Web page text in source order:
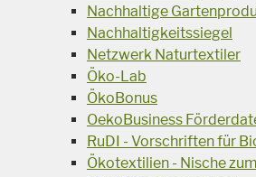
Nachhaltige
Nachhaltigkeitssiegel
Netzwerk Naturtextiler
Öko-Lab
ÖkoBonus
OekoBusiness
RuDI - Vorschriften für
Ökotextilien - Nische